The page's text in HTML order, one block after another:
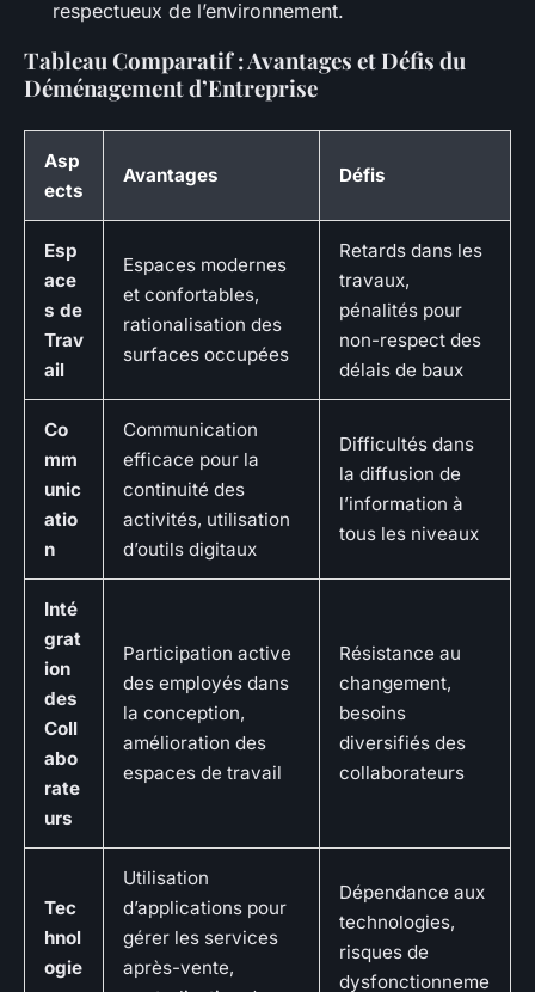
respectueux de l’environnement.
Tableau Comparatif : Avantages et Défis du
Déménagement d’Entreprise
Asp
ects
Avantages Défis
Esp
ace
s de
Trav
ail
Espaces modernes
et confortables,
rationalisation des
surfaces occupées
Retards dans les
travaux,
pénalités pour
non-respect des
délais de baux
Co
mm
unic
atio
n
Communication
efficace pour la
continuité des
activités, utilisation
d’outils digitaux
Difficultés dans
la diffusion de
l’information à
tous les niveaux
Inté
grat
ion
des
Coll
abo
rate
urs
Participation active
des employés dans
la conception,
amélioration des
espaces de travail
Résistance au
changement,
besoins
diversifiés des
collaborateurs
Tec
hnol
ogie
Utilisation
d’applications pour
gérer les services
après-vente,
Dépendance aux
technologies,
risques de
dysfonctionneme